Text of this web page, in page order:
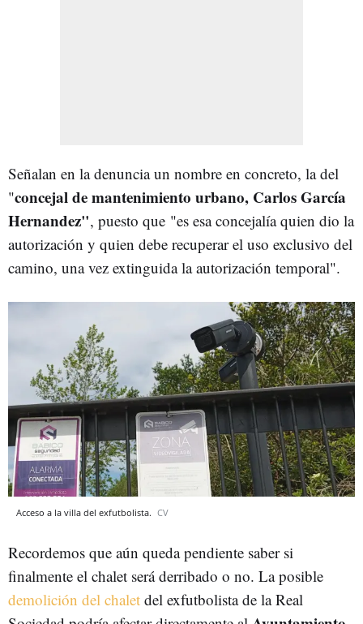
Señalan en la denuncia un nombre en concreto, la del
"concejal de mantenimiento urbano, Carlos García
Hernandez", puesto que "es esa concejalía quien dio la
autorización y quien debe recuperar el uso exclusivo del
camino, una vez extinguida la autorización temporal".
Acceso a la villa del exfutbolista. CV
Recordemos que aún queda pendiente saber si
finalmente el chalet será derribado o no. La posible
demolición del chalet del exfutbolista de la Real